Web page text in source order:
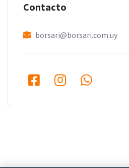
Contacto
borsari@borsari.com.uy